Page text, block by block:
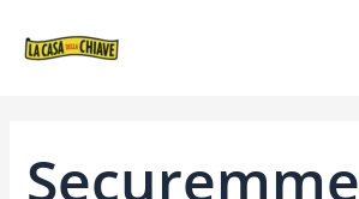
Securemme
ARTICOLI